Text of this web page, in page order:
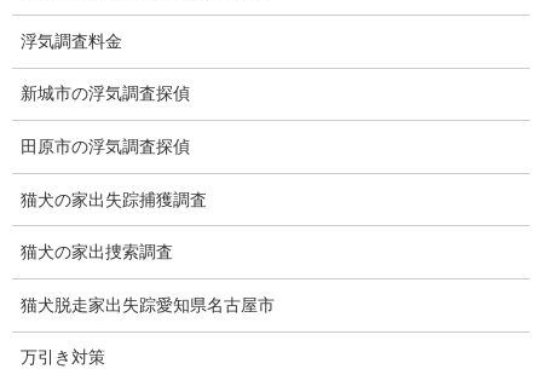
損害保険調査
会社沿革
プライバシーポリシー
探偵業法
法令遵守
推奨・提携法律事務所
ブログ
浮気調査料金
新城市の浮気調査探偵
田原市の浮気調査探偵
猫犬の家出失踪捕獲調査
猫犬の家出捜索調査
猫犬脱走家出失踪愛知県名古屋市
万引き対策